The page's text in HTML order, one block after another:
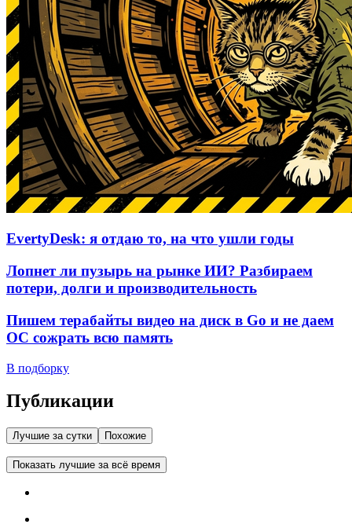
EvertyDesk: я отдаю то, на что ушли годы
Лопнет ли пузырь на рынке ИИ? Разбираем
потери, долги и производительность
Пишем терабайты видео на диск в Go и не даем
ОС сожрать всю память
В подборку
Публикации
Лучшие за сутки Похожие
Показать лучшие за всё время